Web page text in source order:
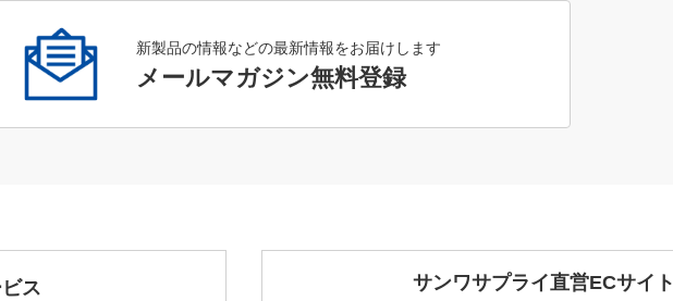
新製品の情報などの最新情報をお届けします
メールマガジン無料登録
ス サンワサプライ直営ECサイト